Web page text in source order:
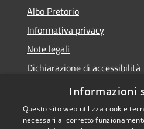
Albo Pretorio
Informativa privacy
Note legali
Dichiarazione di accessibilità
Obiettivi di accessibilità
Informazioni
Questo sito web utilizza cookie
necessari al corretto